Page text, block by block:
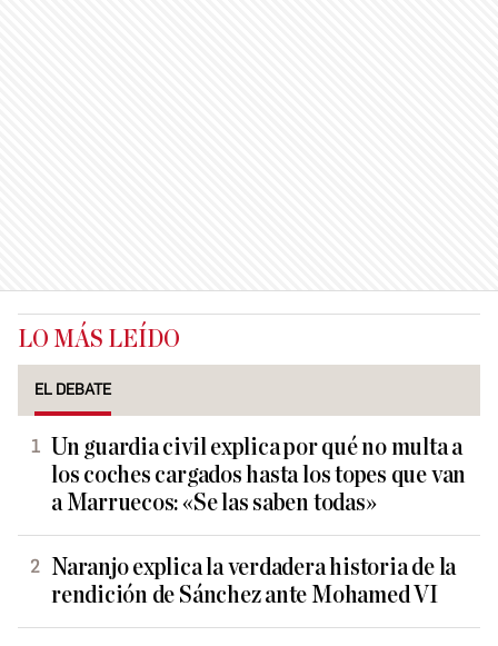
LO MÁS LEÍDO
EL DEBATE
Un guardia civil explica por qué no multa a
los coches cargados hasta los topes que van
a Marruecos: «Se las saben todas»
Naranjo explica la verdadera historia de la
rendición de Sánchez ante Mohamed VI